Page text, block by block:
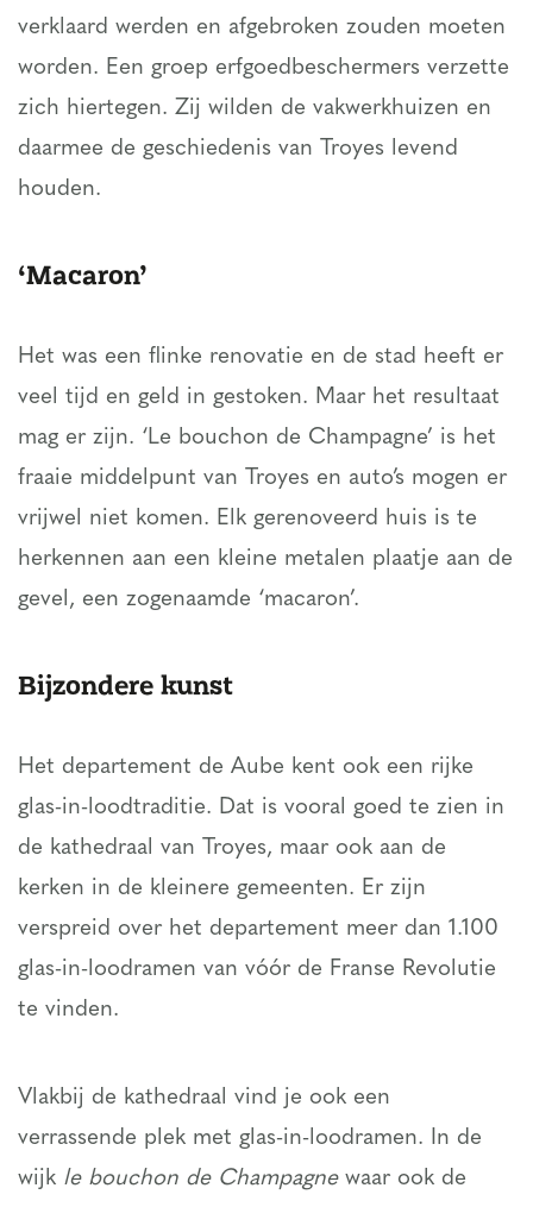
verklaard werden en afgebroken zouden moeten
worden. Een groep erfgoedbeschermers verzette
zich hiertegen. Zij wilden de vakwerkhuizen en
daarmee de geschiedenis van Troyes levend
houden.
‘Macaron’
Het was een flinke renovatie en de stad heeft er
veel tijd en geld in gestoken. Maar het resultaat
mag er zijn. ‘Le bouchon de Champagne’ is het
fraaie middelpunt van Troyes en auto’s mogen er
vrijwel niet komen. Elk gerenoveerd huis is te
herkennen aan een kleine metalen plaatje aan de
gevel, een zogenaamde ‘macaron’.
Bijzondere kunst
Het departement de Aube kent ook een rijke
glas-in-loodtraditie. Dat is vooral goed te zien in
de kathedraal van Troyes, maar ook aan de
kerken in de kleinere gemeenten. Er zijn
verspreid over het departement meer dan 1.100
glas-in-loodramen van vóór de Franse Revolutie
te vinden.
Vlakbij de kathedraal vind je ook een
verrassende plek met glas-in-loodramen. In de
wijk le bouchon de Champagnewaar ook de